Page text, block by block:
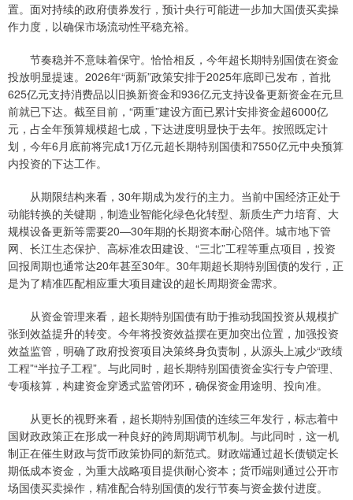
置。面对持续的政府债券发行，预计央行可能进一步加大国债买卖操
作力度，以确保市场流动性平稳充裕。
节奏稳并不意味着保守。恰恰相反，今年超长期特别国债在资金
投放明显提速。2026年“两新”政策安排于2025年底即已发布，首批
625亿元支持消费品以旧换新资金和936亿元支持设备更新资金在元旦
前就已下达。截至目前，“两重”建设方面已累计安排资金超6000亿
元，占全年预算规模超七成，下达进度明显快于去年。按照既定计
划，今年6月底前将完成1万亿元超长期特别国债和7550亿元中央预算
内投资的下达工作。
从期限结构来看，30年期成为发行的主力。当前中国经济正处于
动能转换的关键期，制造业智能化绿色化转型、新质生产力培育、大
规模设备更新等需要20—30年期的长期资本耐心陪伴。城市地下管
网、长江生态保护、高标准农田建设、“三北”工程等重点项目，投资
回报周期也通常达20年甚至30年。30年期超长期特别国债的发行，正
是为了精准匹配相应重大项目建设的超长周期资金需求。
从资金管理来看，超长期特别国债有助于推动我国投资从规模扩
张到效益提升的转变。今年将投资效益摆在更加突出位置，加强投资
效益监管，明确了政府投资项目决策终身负责制，从源头上减少“政绩
工程”“半拉子工程”。与此同时，超长期特别国债资金实行专户管理、
专项核算，构建资金穿透式监管闭环，确保资金用途明、投向准。
从更长的视野来看，超长期特别国债的连续三年发行，标志着中
国财政政策正在形成一种良好的跨周期调节机制。与此同时，这一机
制正在催生财政与货币政策协同的新范式。财政端通过超长债锁定长
期低成本资金，为重大战略项目提供耐心资本；货币端则通过公开市
场国债买卖操作，精准配合特别国债的发行节奏与资金拨付进度。